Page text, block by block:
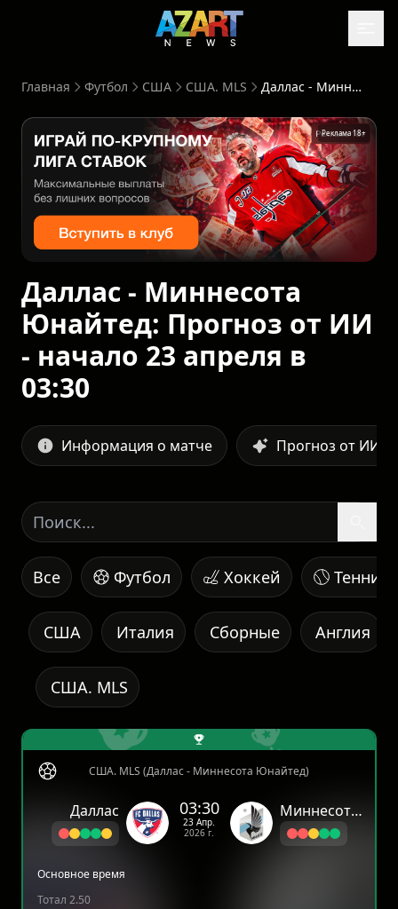
Главная Футбол США США. MLS Даллас - Миннесота Юнайтед: Прогноз от ИИ - начало 23 апреля в 03:30
Реклама 18+
Даллас - Миннесота
Юнайтед: Прогноз от ИИ
- начало 23 апреля в
03:30
Информация о матче Прогноз от ИИ
Все Футбол Хоккей Теннис
Италия Сборные Англия
США
США. MLS
США. MLS (Даллас - Миннесота Юнайтед)
Даллас 03:30
23 Апр.
2026 г.
Миннесота Юнайтед
Основное время
Тотал 2.50